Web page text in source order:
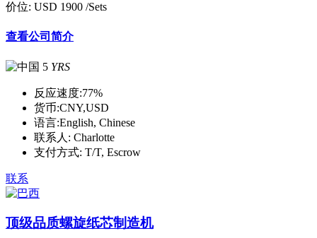
价位: USD 1900 /Sets
查看公司简介
5 YRS
反应速度:77%
货币:CNY,USD
语言:English, Chinese
联系人: Charlotte
支付方式: T/T, Escrow
联系
顶级品质螺旋纸芯制造机